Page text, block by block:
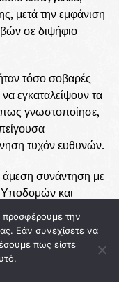
μετά την εμφάνιση
σε διψήφιο
τόσο σοβαρές
εγκαταλείψουν τα
γνωστοποίησε,
τυχόν ευθυνών.
συνάντηση με
Υποδομών και
της Ελληνικό
σαφείς απαντήσεις
που θα
προσφέρουμε την
Εάν συνεχίσετε να
πως είστε